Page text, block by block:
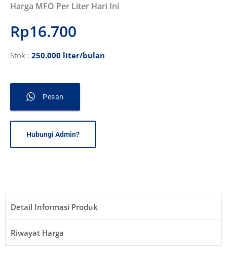
Harga MFO Per Liter Hari Ini
Rp16.700
Stok : 250.000 liter/bulan
Pesan
Hubungi Admin?
Detail Informasi Produk​
Riwayat Harga​